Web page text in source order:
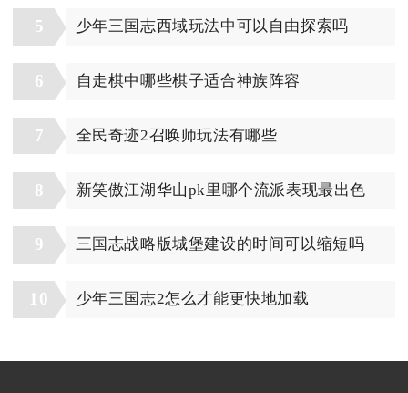
5 少年三国志西域玩法中可以自由探索吗
6 自走棋中哪些棋子适合神族阵容
7 全民奇迹2召唤师玩法有哪些
8 新笑傲江湖华山pk里哪个流派表现最出色
9 三国志战略版城堡建设的时间可以缩短吗
10 少年三国志2怎么才能更快地加载